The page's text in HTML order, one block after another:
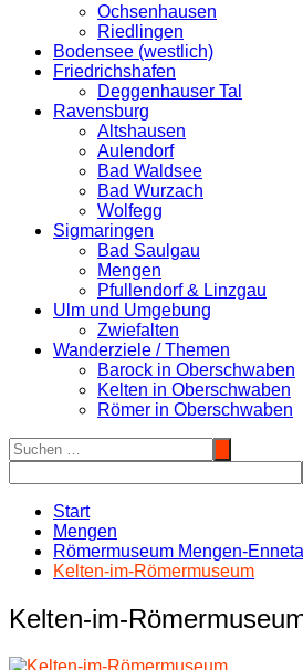
Ochsenhausen
Riedlingen
Bodensee (westlich)
Friedrichshafen
Deggenhauser Tal
Ravensburg
Altshausen
Aulendorf
Bad Waldsee
Bad Wurzach
Wolfegg
Sigmaringen
Bad Saulgau
Mengen
Pfullendorf & Linzgau
Ulm und Umgebung
Zwiefalten
Wanderziele / Themen
Barock in Oberschwaben
Kelten in Oberschwaben
Römer in Oberschwaben
Start
Mengen
Römermuseum Mengen-
Kelten-im-Römermuseum
Kelten-im-